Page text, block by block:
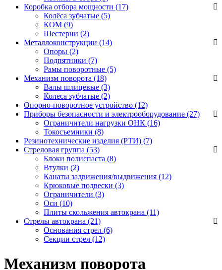
Коробка отбора мощности (17)
Колёса зубчатые (5)
КОМ (9)
Шестерни (2)
Металлоконструкции (14)
Опоры (2)
Подпятники (7)
Рамы поворотные (5)
Механизм поворота (18)
Валы шлицевые (3)
Колеса зубчатые (2)
Опорно-поворотное устройство (12)
Приборы безопасности и электрооборудование (27)
Ограничители нагрузки ОНК (16)
Токосъемники (8)
Резинотехнические изделия (РТИ) (7)
Стреловая группа (53)
Блоки полиспаста (8)
Втулки (2)
Канаты задвижения/выдвижения (12)
Крюковые подвески (3)
Ограничители (3)
Оси (10)
Плиты скольжения автокрана (11)
Стрелы автокрана (21)
Основания стрел (6)
Секции стрел (12)
Механизм поворота